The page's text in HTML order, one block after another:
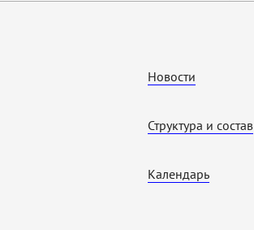
Новости
Структура и состав
Календарь